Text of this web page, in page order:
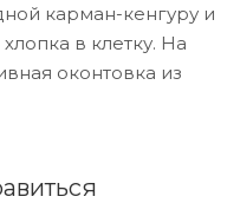
карман-кенгуру и
в клетку. На
оконтовка из